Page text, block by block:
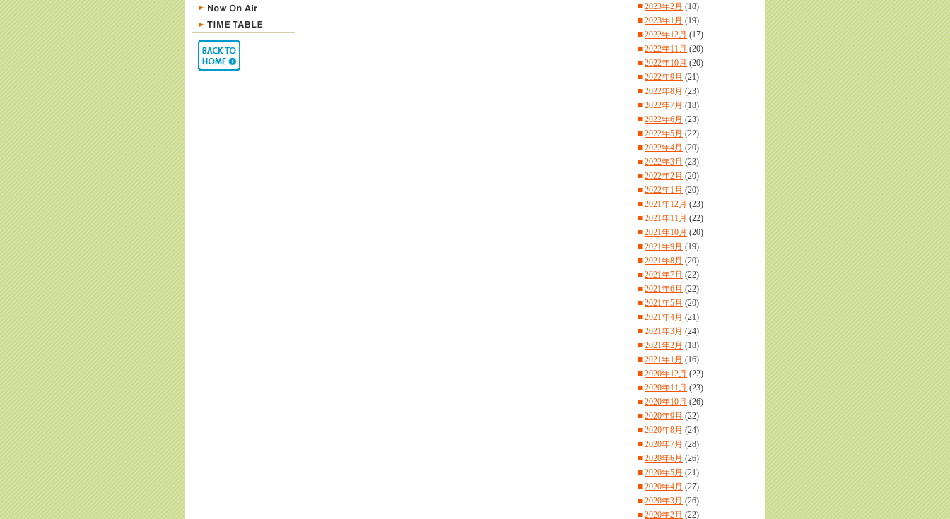
■ 2023年2月 (18)
■ 2023年1月 (19)
■ 2022年12月 (17)
■ 2022年11月 (20)
■ 2022年10月 (20)
■ 2022年9月 (21)
■ 2022年8月 (23)
■ 2022年7月 (18)
■ 2022年6月 (23)
■ 2022年5月 (22)
■ 2022年4月 (20)
■ 2022年3月 (23)
■ 2022年2月 (20)
■ 2022年1月 (20)
■ 2021年12月 (23)
■ 2021年11月 (22)
■ 2021年10月 (20)
■ 2021年9月 (19)
■ 2021年8月 (20)
■ 2021年7月 (22)
■ 2021年6月 (22)
■ 2021年5月 (20)
■ 2021年4月 (21)
■ 2021年3月 (24)
■ 2021年2月 (18)
■ 2021年1月 (16)
■ 2020年12月 (22)
■ 2020年11月 (23)
■ 2020年10月 (26)
■ 2020年9月 (22)
■ 2020年8月 (24)
■ 2020年7月 (28)
■ 2020年6月 (26)
■ 2020年5月 (21)
■ 2020年4月 (27)
■ 2020年3月 (26)
■ 2020年2月 (22)